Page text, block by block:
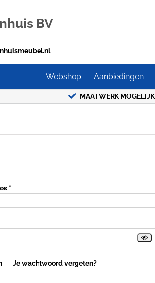
BV
Webshop Aanbiedingen
MAATWERK MOGELIJK
*
Je wachtwoord vergeten?